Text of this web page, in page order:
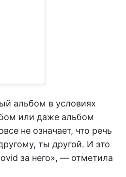
альбом в условиях
или даже альбом
не означает, что речь
ты другой. И это
за него», — отметила